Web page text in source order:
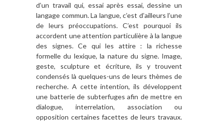
d’un travail qui, essai après essai, dessine un
langage commun. La langue, c’est d’ailleurs l’une
de leurs préoccupations. C’est pourquoi ils
accordent une attention particulière à la langue
des signes. Ce qui les attire : la richesse
formelle du lexique, la nature du signe. Image,
geste, sculpture et écriture, ils y trouvent
condensés là quelques-uns de leurs thèmes de
recherche. A cette intention, ils développent
une batterie de subterfuges afin de mettre en
dialogue, interrelation, association ou
opposition certaines facettes de leurs travaux.